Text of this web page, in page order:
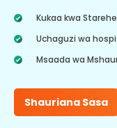
Kukaa kwa
Uchaguzi wa
Msaada wa
Shauriana Sasa